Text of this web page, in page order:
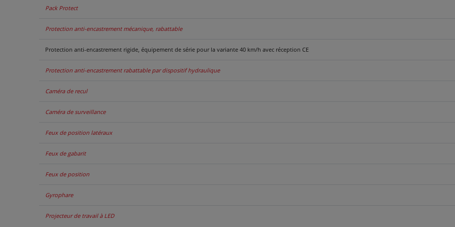
Pack Protect
Protection anti-encastrement mécanique, rabattable
Protection anti-encastrement rigide, équipement de série pour la variante 40 km/h avec réception CE
Protection anti-encastrement rabattable par dispositif hydraulique
Caméra de recul
Caméra de surveillance
Feux de position latéraux
Feux de gabarit
Feux de position
Gyrophare
Projecteur de travail à LED